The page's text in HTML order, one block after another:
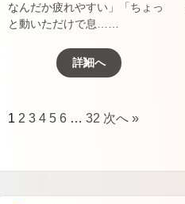
なんだか疲れやすい」「ちょっ
と動いただけで息……
詳細へ
1 2 3 4 5 6 … 32 次へ »